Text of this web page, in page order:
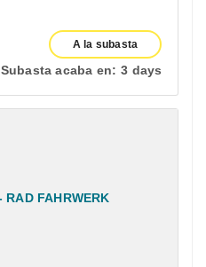
A la subasta
Subasta acaba en: 3 days